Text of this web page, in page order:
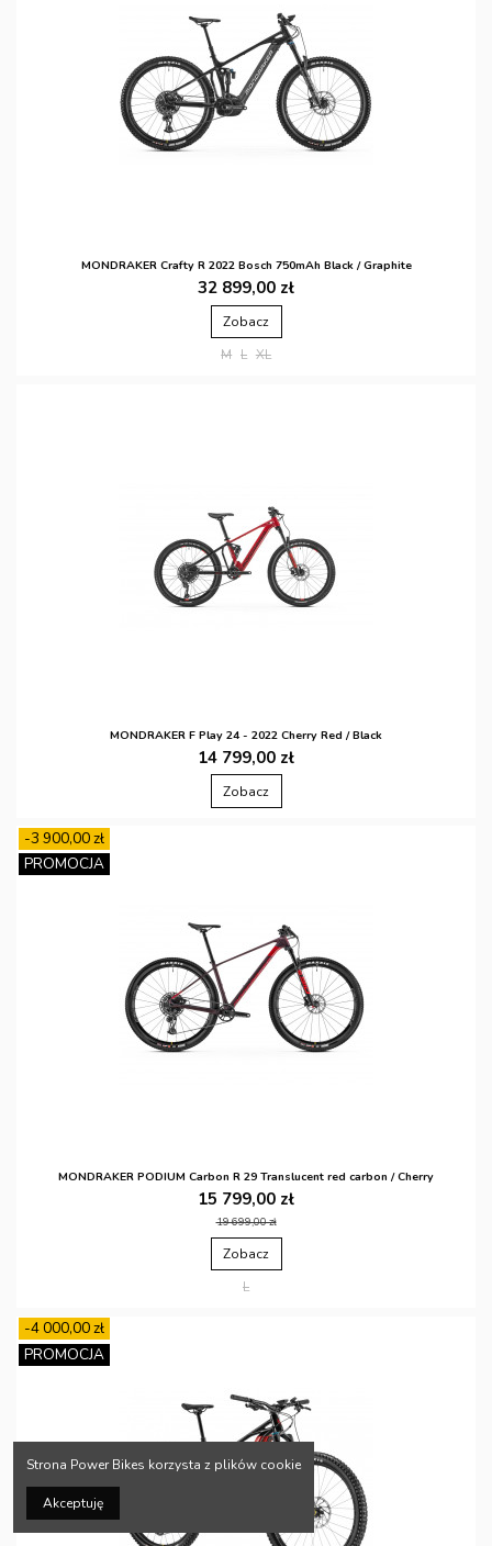
MONDRAKER Crafty R 2022 Bosch 750mAh Black / Graphite
32 899,00 zł
Zobacz
M L XL
MONDRAKER F Play 24 - 2022 Cherry Red / Black
14 799,00 zł
Zobacz
-3 900,00 zł
PROMOCJA
MONDRAKER PODIUM Carbon R 29 Translucent red carbon / Cherry
15 799,00 zł
19 699,00 zł
Zobacz
L
-4 000,00 zł
PROMOCJA
Strona Power Bikes korzysta z plików cookie
Akceptuję